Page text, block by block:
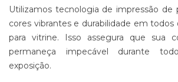
WIND
BANNER
ESTRUTURAS
PARA
PROPAGANDA
Utilizamos tecnologia de impressão de
cores vibrantes e durabilidade em todos
para vitrine. Isso assegura que sua
permaneça impecável durante
exposição.